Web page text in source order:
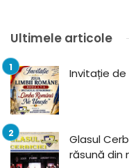
Ultimele articole
Invitație
Glasul
răsună din